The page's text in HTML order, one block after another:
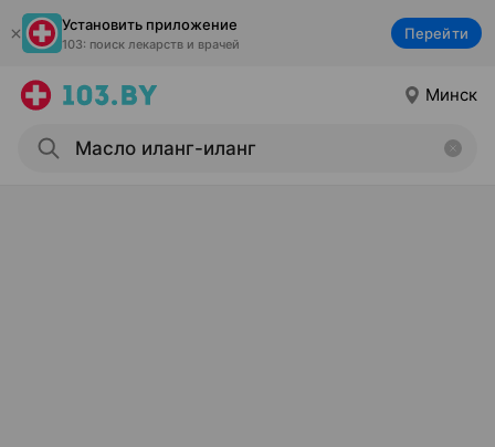
Установить приложение
103: поиск лекарств и врачей
Перейти
Минск